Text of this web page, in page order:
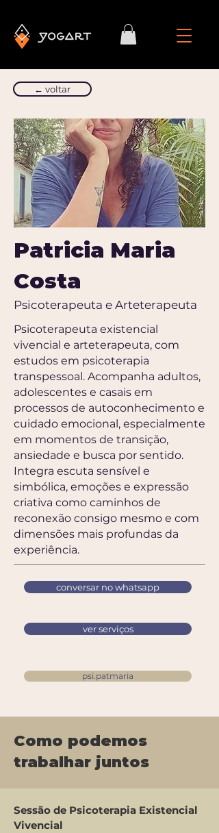
← voltar
Patricia Maria
Costa
Psicoterapeuta e Arteterapeuta
Psicoterapeuta existencial
vivencial e arteterapeuta, com
estudos em psicoterapia
transpessoal. Acompanha adultos,
adolescentes e casais em
processos de autoconhecimento e
cuidado emocional, especialmente
em momentos de transição,
ansiedade e busca por sentido.
Integra escuta sensível e
simbólica, emoções e expressão
criativa como caminhos de
reconexão consigo mesmo e com
dimensões mais profundas da
experiência.
conversar no whatsapp
ver serviços
psi.patmaria
Como podemos
trabalhar juntos
Sessão de Psicoterapia Existencial
Vivencial